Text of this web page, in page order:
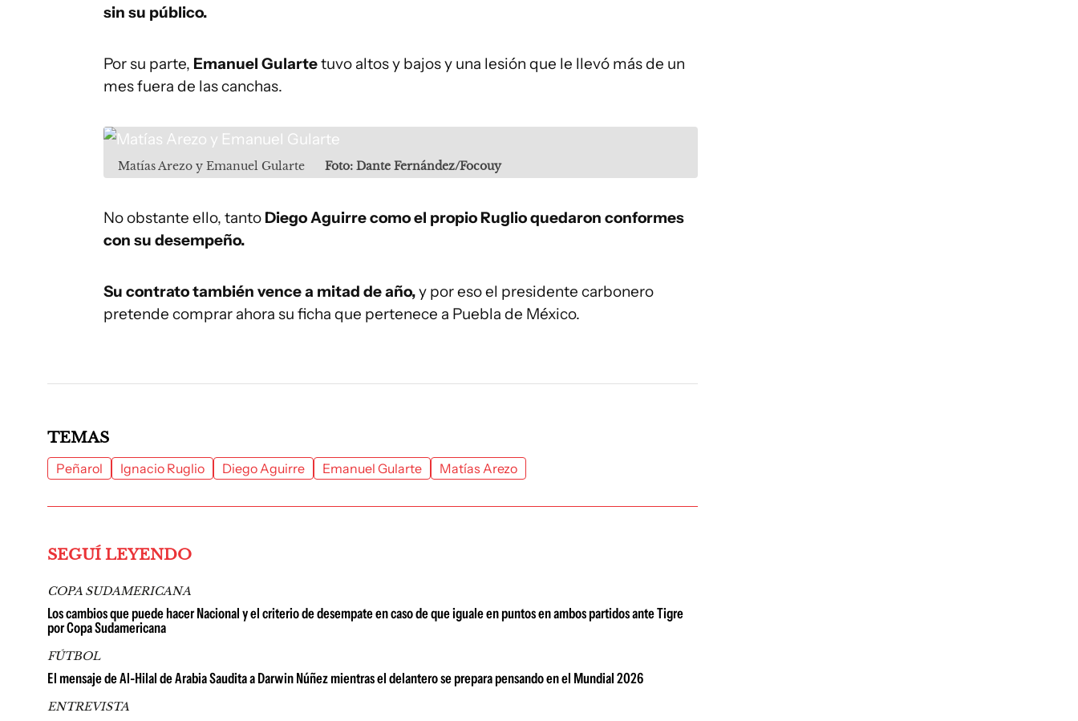
sin su público.
Por su parte, Emanuel Gulartetuvo altos y bajos y una lesión que le llevó más de un
mes fuera de las canchas.
Matías Arezo y Emanuel Gularte Foto: Dante Fernández/Focouy
No obstante ello, tanto Diego Aguirre como el propio Ruglio quedaron conformes
con su desempeño.
Su contrato también vence a mitad de año,y por eso el presidente carbonero
pretende comprar ahora su ficha que pertenece a Puebla de México.
TEMAS
Peñarol Ignacio Ruglio Diego Aguirre Emanuel Gularte Matías Arezo
SEGUÍ LEYENDO
COPA SUDAMERICANA
Los cambios que puede hacer Nacional y el criterio de desempate en caso de que iguale en puntos en ambos partidos ante Tigre
por Copa Sudamericana
FÚTBOL
El mensaje de Al-Hilal de Arabia Saudita a Darwin Núñez mientras el delantero se prepara pensando en el Mundial 2026
ENTREVISTA